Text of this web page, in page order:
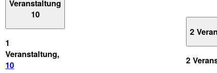
Veranstaltung
10
1
Veranstaltung,
10
2
2